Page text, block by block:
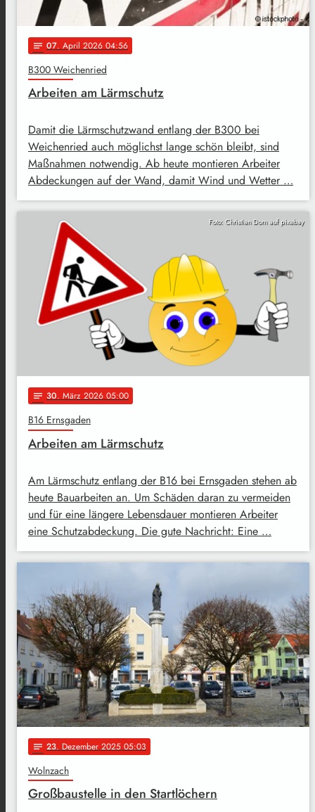
notes 07. April 2026 04:56
B300 Weichenried
Arbeiten am Lärmschutz
Damit die Lärmschutzwand entlang der B300 bei
Weichenried auch möglichst lange schön bleibt, sind
Maßnahmen notwendig. Ab heute montieren Arbeiter
Abdeckungen auf der Wand, damit Wind und Wetter …
Foto: Christian Dorn auf pixabay
notes 30. März 2026 05:00
B16 Ernsgaden
Arbeiten am Lärmschutz
Am Lärmschutz entlang der B16 bei Ernsgaden stehen ab
heute Bauarbeiten an. Um Schäden daran zu vermeiden
und für eine längere Lebensdauer montieren Arbeiter
eine Schutzabdeckung. Die gute Nachricht: Eine …
notes 23. Dezember 2025 05:03
Wolnzach
Großbaustelle in den Startlöchern